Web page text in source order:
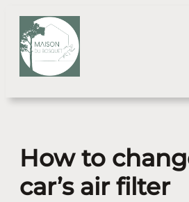
Aller
contenu
How to
car’s air filter